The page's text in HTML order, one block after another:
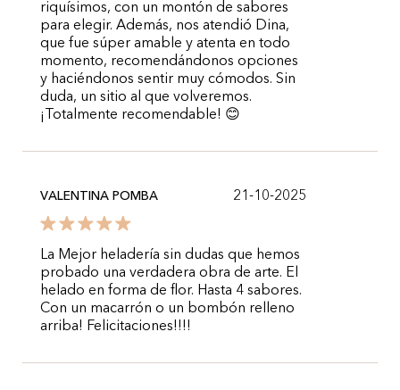
riquísimos, con un montón de sabores
para elegir. Además, nos atendió Dina,
que fue súper amable y atenta en todo
momento, recomendándonos opciones
y haciéndonos sentir muy cómodos. Sin
duda, un sitio al que volveremos.
¡Totalmente recomendable! 😊
VALENTINA POMBA 21-10-2025
La Mejor heladería sin dudas que hemos
probado una verdadera obra de arte. El
helado en forma de flor. Hasta 4 sabores.
Con un macarrón o un bombón relleno
arriba! Felicitaciones!!!!